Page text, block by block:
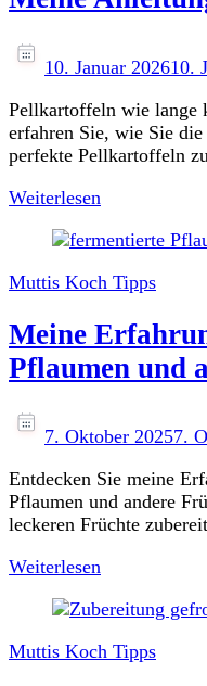
10. Januar 202610.
Pellkartoffeln wie lange
erfahren Sie, wie Sie
perfekte Pellkartoffeln
Weiterlesen
Muttis Koch Tipps
Meine
Pflaumen und
7. Oktober 20257.
Entdecken Sie meine
Pflaumen und andere
leckeren Früchte
Weiterlesen
Muttis Koch Tipps